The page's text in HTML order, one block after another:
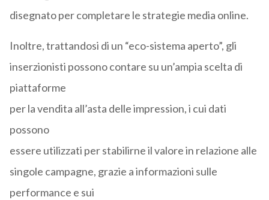
disegnato per completare le strategie media online.
Inoltre, trattandosi di un “eco-sistema aperto”, gli
inserzionisti possono contare su un’ampia scelta di
piattaforme
per la vendita all’asta delle impression, i cui dati
possono
essere utilizzati per stabilirne il valore in relazione alle
singole campagne, grazie a informazioni sulle
performance e sui